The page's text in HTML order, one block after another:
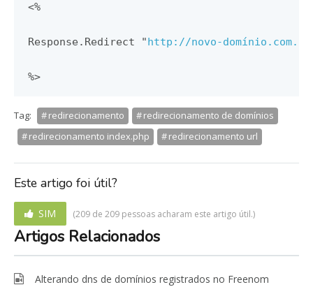
<%
Response . Redirect "http://novo-domínio.com.br
Tag: redirecionamento
redirecionamento de domínios
redirecionamento index.php
redirecionamento url
Este artigo foi útil?
SIM (209 de 209 pessoas acharam este artigo útil.)
Artigos Relacionados
Alterando dns de domínios registrados no Freenom